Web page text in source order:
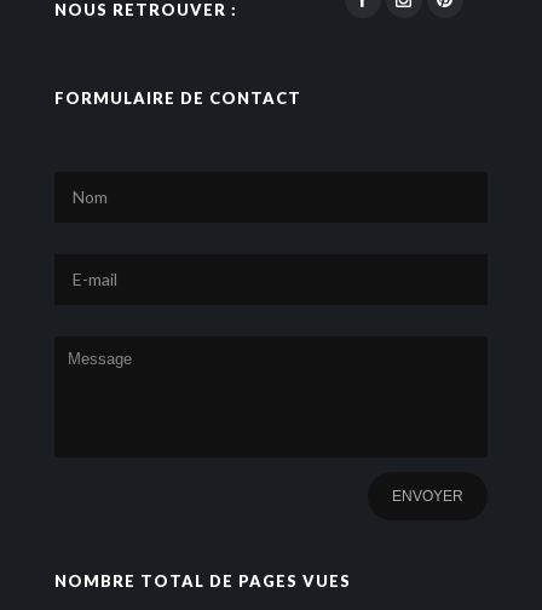
NOUS RETROUVER :
FORMULAIRE DE CONTACT
NOMBRE TOTAL DE PAGES VUES